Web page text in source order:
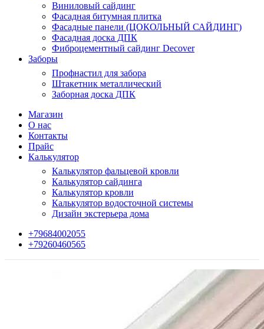
Виниловый сайдинг
Фасадная битумная плитка
Фасадные панели (ЦОКОЛЬНЫЙ САЙДИНГ)
Фасадная доска ДПК
Фиброцементный сайдинг Decover
Заборы
Профнастил для забора
Штакетник металлический
Заборная доска ДПК
Магазин
О нас
Контакты
Прайс
Калькулятор
Калькулятор фальцевой кровли
Калькулятор сайдинга
Калькулятор кровли
Калькулятор водосточной системы
Дизайн экстерьера дома
+79684002055
+79260460565